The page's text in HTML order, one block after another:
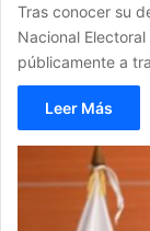
Tras conocer su
Nacional
públicamente a
Leer Más